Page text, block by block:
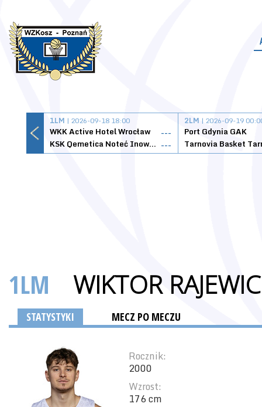
1LM | 2026-09-18 18:00
WKK Active Hotel Wrocław
---
KSK Qemetica Noteć Inowrocław ---
2LM | 2026-09-19
Port Gdynia GAK
1LM WIKTOR
STATYSTYKI MECZ PO MECZU
Rocznik:
2000
Wzrost:
176 cm